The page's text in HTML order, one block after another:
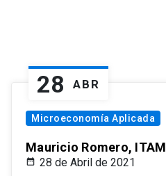
28 ABR
Microeconomía Aplicada
Mauricio Romero, ITAM
28 de Abril de 2021